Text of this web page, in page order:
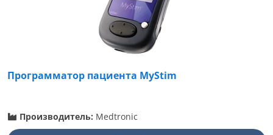
Программатор пациента MyStim
Производитель: Medtronic